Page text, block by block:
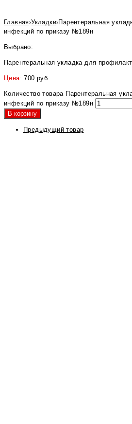
Главная›Укладки›Парентеральная
инфекций по приказу №189н
Выбрано:
Парентеральная укладка для
Цена:700 руб.
Количество товара Парентеральная
инфекций по приказу №189н
В корзину
Предыдущий товар